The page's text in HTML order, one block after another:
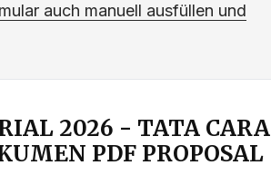
auch manuell ausfüllen und
2026 - TATA CARA
PDF PROPOSAL